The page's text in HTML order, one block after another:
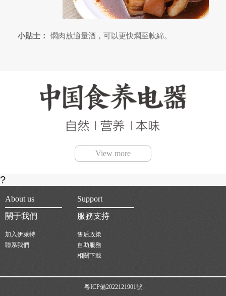
小貼士： 燜肉放適量酒，可以更快燜至軟綿。
View more
?
About us
關于我們
加入伊萊特
聯系我們
Support
服務支持
售后政策
自助服務
相關下載
粵ICP備2022121901號